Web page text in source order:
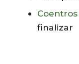
Coentros
finalizar